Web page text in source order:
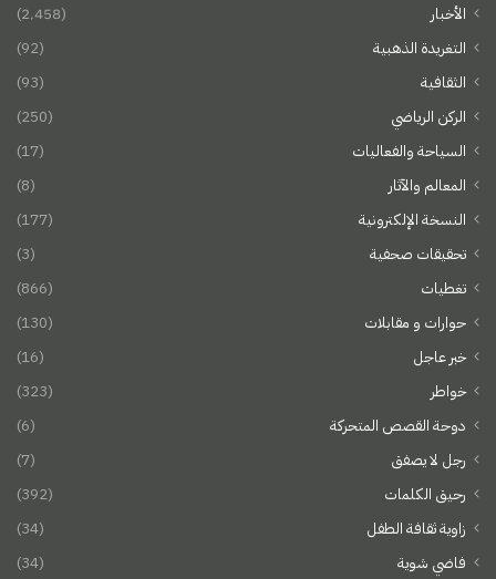
الأخبار
(2٬458)
التغريدة الذهبية
(92)
الثقافية
(93)
الركن الرياضي
(250)
السياحة والفعاليات
(17)
المعالم والآثار
(8)
النسخة الإلكترونية
(177)
تحقيقات صحفية
(3)
تغطيات
(866)
حوارات و مقابلات
(130)
خبر عاجل
(16)
خواطر
(323)
دوحة القصص المتحركة
(6)
رجل لا يصفق
(7)
رحيق الكلمات
(392)
زاوية ثقافة الطفل
(34)
فاضي شوية
(34)